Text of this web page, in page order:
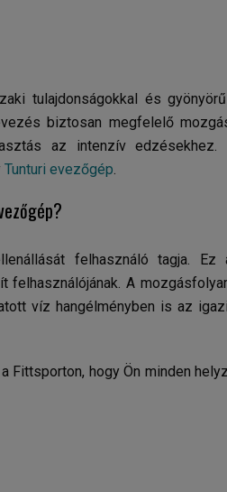
tulajdonságokkal és
biztosan megfelelő
az intenzív edzésekhez.
Tunturi evezőgép.
felhasználó tagja. Ez
A
víz hangélményben is az
Fittsporton, hogy Ön minden